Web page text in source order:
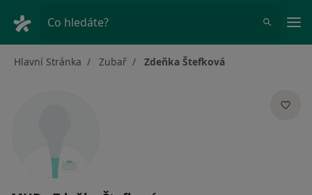
Co hledáte?
Hlavní Stránka Zubař Zdeňka Štefková